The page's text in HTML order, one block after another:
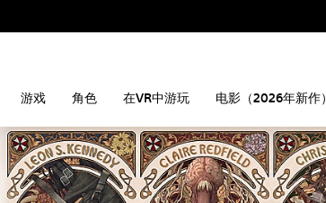
游戏 角色 在VR中游玩 电影（2026年新作）